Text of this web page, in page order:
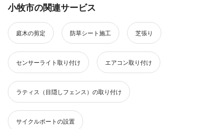
小牧市の関連サービス
庭木の剪定 防草シート施工 芝張り
センサーライト取り付け エアコン取り付け
ラティス（目隠しフェンス）の取り付け
サイクルポートの設置